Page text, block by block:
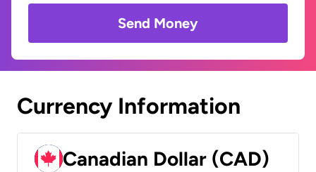
Send Money
Currency Information
Canadian Dollar (CAD)